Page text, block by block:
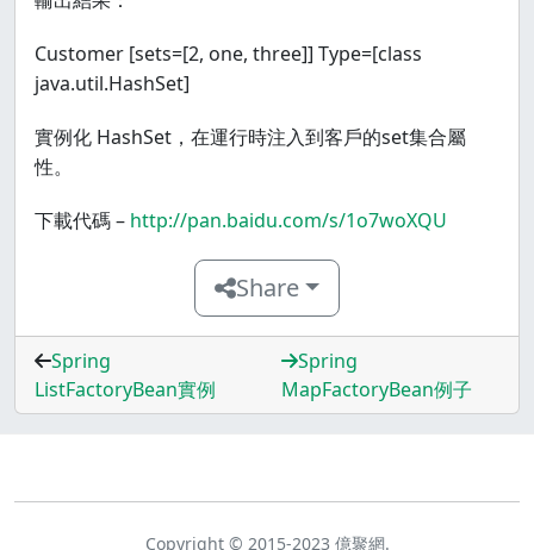
Customer [sets=[2, one, three]] Type=[class
java.util.HashSet]
實例化 HashSet，在運行時注入到客戶的set集合屬
性。
下載代碼 – http://pan.baidu.com/s/1o7woXQU
Share
Spring
ListFactoryBean實例
Spring
MapFactoryBean例子
Copyright © 2015-2023 億聚網.